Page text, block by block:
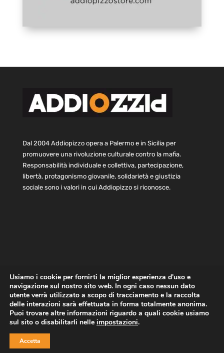
Dal 2004 Addiopizzo opera a Palermo e in Sicilia per
promuovere una rivoluzione culturale contro la mafia.
Responsabilità individuale e collettiva, partecipazione,
libertà, protagonismo giovanile, solidarietà e giustizia
sociale sono i valori in cui Addiopizzo si riconosce.
Home Statuto e bilancio
Contatti
Privacy
Cookie Child Protection Policy
Copyright © 2021 AddioPizzo | Tutti i diritti riservati | Sede
Usiamo i cookie per fornirti la miglior esperienza d'uso e
navigazione sul nostro sito web. In ogni caso nessun dato
utente verrà utilizzato a scopo di tracciamento e la raccolta
delle interazioni sarà effettuata in forma totalmente anonima.
Puoi trovare altre informazioni riguardo a quali cookie usiamo
sul sito o disabilitarli nelle impostazioni.
Accetta